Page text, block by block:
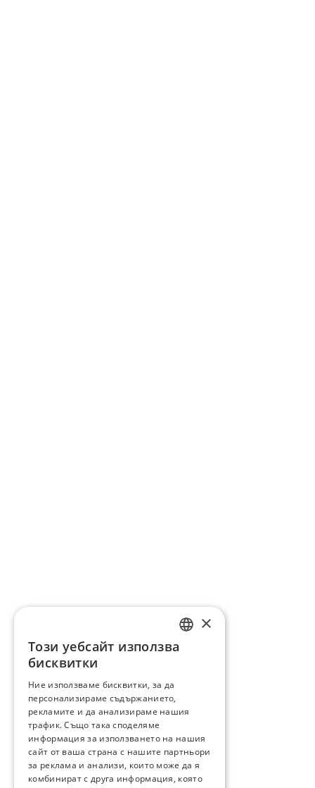
×
Този уебсайт използва
бисквитки
Ние използваме бисквитки, за да
персонализираме съдържанието,
рекламите и да анализираме нашия
трафик. Също така споделяме
информация за използването на нашия
сайт от ваша страна с нашите партньори
за реклама и анализи, които може да я
комбинират с друга информация, която